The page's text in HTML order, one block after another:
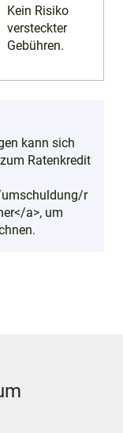
Kein Risiko
versteckter
Gebühren.
kann sich
Ratenkredit
r
a>, um